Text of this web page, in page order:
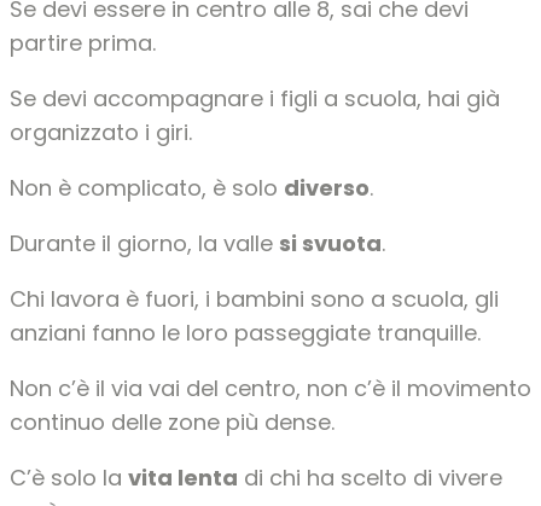
Se devi essere in centro alle 8, sai che devi
partire prima.
Se devi accompagnare i figli a scuola, hai già
organizzato i giri.
Non è complicato, è solo diverso.
Durante il giorno, la valle si svuota.
Chi lavora è fuori, i bambini sono a scuola, gli
anziani fanno le loro passeggiate tranquille.
Non c’è il via vai del centro, non c’è il movimento
continuo delle zone più dense.
C’è solo la vita lenta di chi ha scelto di vivere